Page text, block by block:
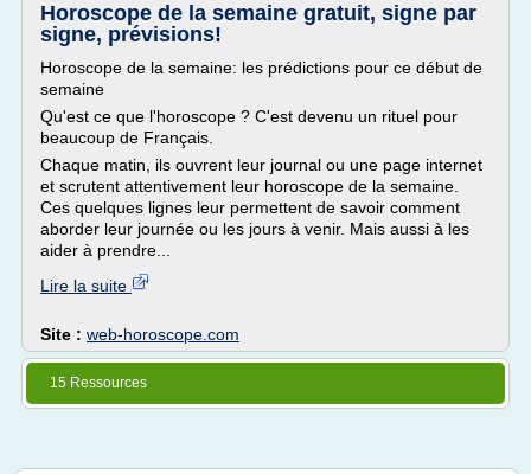
Horoscope de la semaine gratuit, signe par
signe, prévisions!
Horoscope de la semaine: les prédictions pour ce début de
semaine
Qu'est ce que l'horoscope ? C'est devenu un rituel pour
beaucoup de Français.
Chaque matin, ils ouvrent leur journal ou une page internet
et scrutent attentivement leur horoscope de la semaine.
Ces quelques lignes leur permettent de savoir comment
aborder leur journée ou les jours à venir. Mais aussi à les
aider à prendre...
Lire la suite
Site : web-horoscope.com
15 Ressources